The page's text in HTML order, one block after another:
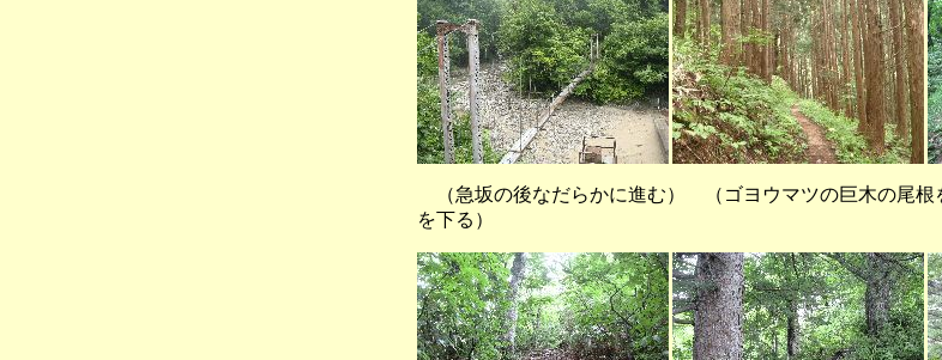
（急坂の後なだらかに進む） （ゴヨウマツの巨木の尾
を下る）